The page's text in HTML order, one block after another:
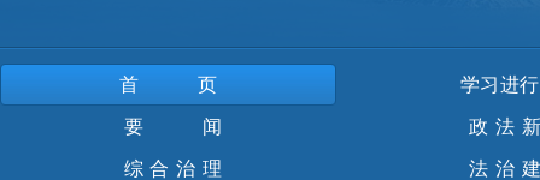
首页 学习进
要 闻 政法
综合治理 法治